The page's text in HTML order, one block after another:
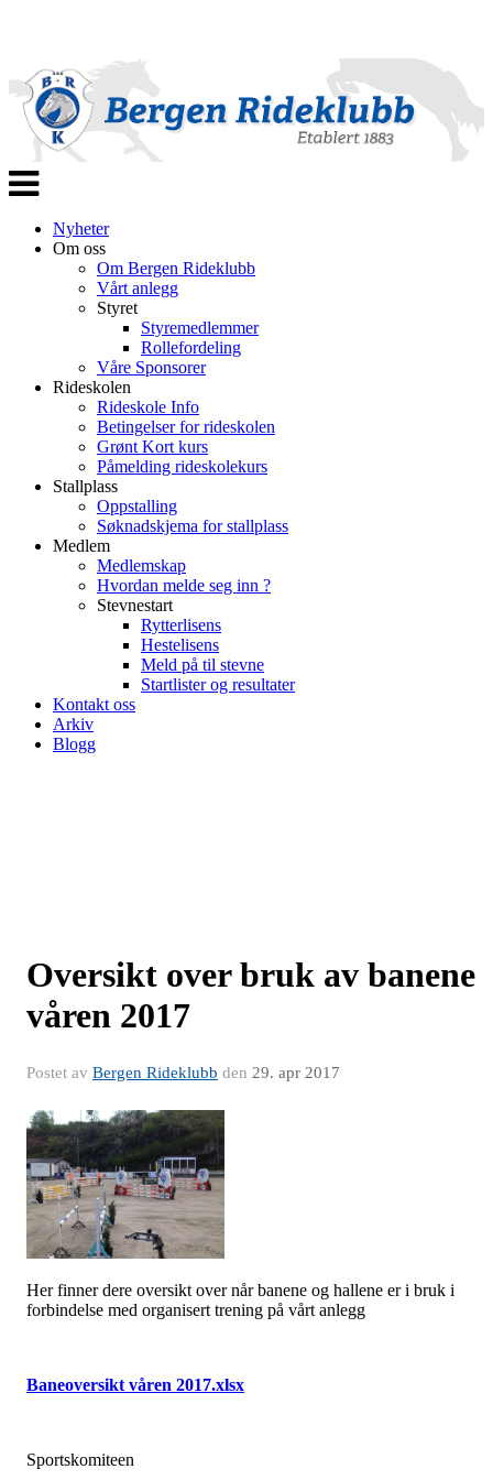
Veksle
navigasjon
Nyheter
Om oss
Om Bergen Rideklubb
Vårt anlegg
Styret
Styremedlemmer
Rollefordeling
Våre Sponsorer
Rideskolen
Rideskole Info
Betingelser for rideskolen
Grønt Kort kurs
Påmelding rideskolekurs
Stallplass
Oppstalling
Søknadskjema for stallplass
Medlem
Medlemskap
Hvordan melde seg inn ?
Stevnestart
Rytterlisens
Hestelisens
Meld på til stevne
Startlister og resultater
Kontakt oss
Arkiv
Blogg
Oversikt over bruk av banene
våren 2017
Postet av Bergen Rideklubb den 29. apr 2017
Her finner dere oversikt over når banene og hallene er i bruk i
forbindelse med organisert trening på vårt anlegg
Baneoversikt våren 2017.xlsx
Sportskomiteen